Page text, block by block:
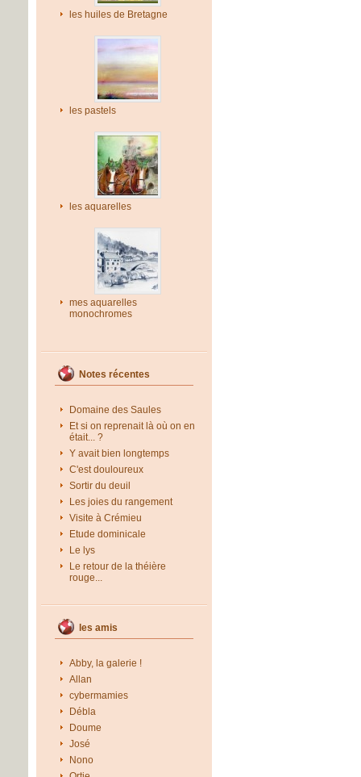
les huiles de Bretagne
les pastels
les aquarelles
mes aquarelles
monochromes
Notes récentes
Domaine des Saules
Et si on reprenait là où on en
était... ?
Y avait bien longtemps
C'est douloureux
Sortir du deuil
Les joies du rangement
Visite à Crémieu
Etude dominicale
Le lys
Le retour de la théière
rouge...
les amis
Abby, la galerie !
Allan
cybermamies
Débla
Doume
José
Nono